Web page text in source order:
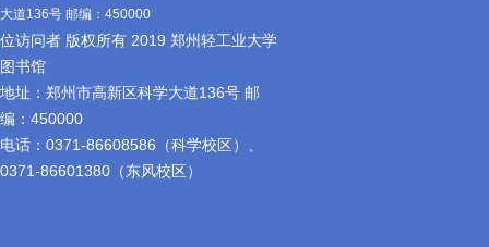
大道136号 邮编：450000
位访问者 版权所有 2019 郑州轻工业大学
图书馆
地址：郑州市高新区科学大道136号 邮
编：450000
电话：0371-86608586（科学校区）、
0371-86601380（东风校区）